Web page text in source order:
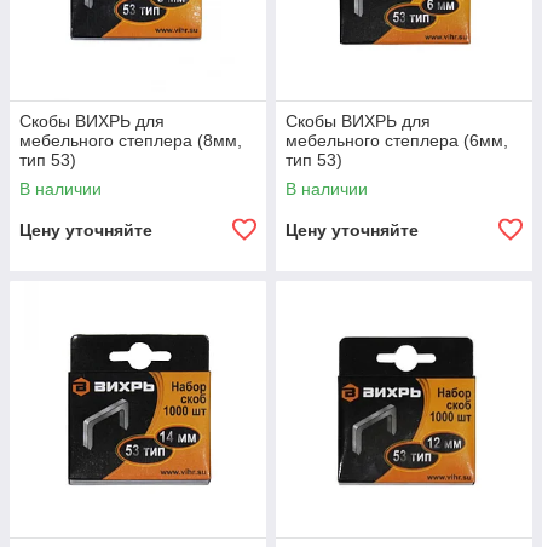
Скобы ВИХРЬ для
мебельного степлера (8мм,
тип 53)
В наличии
Цену уточняйте
Скобы ВИХРЬ для
мебельного степлера (6мм,
тип 53)
В наличии
Цену уточняйте